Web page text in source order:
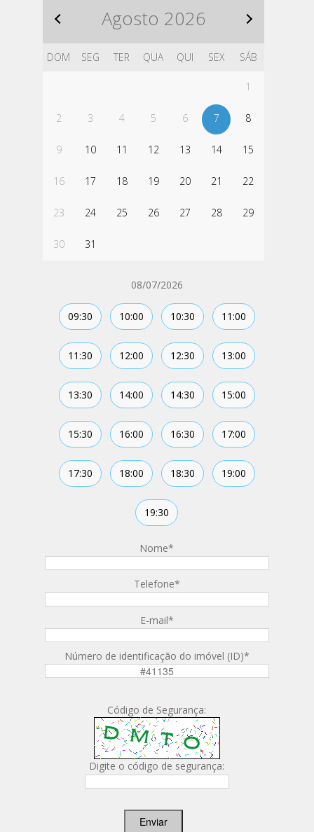
Agosto 2026
DOM SEG TER QUA QUI SEX SÁB
1
2 3 4 5 6 7 8
9 10 11 12 13 14 15
16 17 18 19 20 21 22
23 24 25 26 27 28 29
30 31
08/07/2026
09:30 10:00 10:30 11:00
11:30 12:00 12:30 13:00
13:30 14:00 14:30 15:00
15:30 16:00 16:30 17:00
17:30 18:00 18:30 19:00
19:30
Nome*
Telefone*
E-mail*
Número de identificação do imóvel (ID)*
Código de Segurança:
Digite o código de segurança:
Enviar